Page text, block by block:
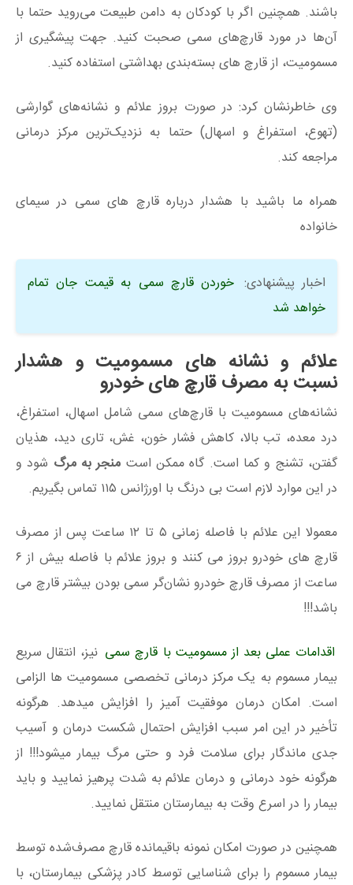
باشند. همچنین اگر با کودکان به دامن طبیعت می‌روید حتما با
آن‌ها در مورد قارچ‌های سمی صحبت کنید. جهت پیشگیری از
مسمومیت، از قارچ های بسته‌بندی بهداشتی استفاده کنید.
وی خاطرنشان کرد: در صورت بروز علائم و نشانه‌های گوارشی
(تهوع، استفراغ و اسهال) حتما به نزدیک‌ترین مرکز درمانی
مراجعه کند.
همراه ما باشید با هشدار درباره قارچ های سمی در سیمای
خانواده
اخبار پیشنهادی: خوردن قارچ سمی به قیمت جان تمام
خواهد شد
علائم و نشانه های مسمومیت و هشدار
نسبت به مصرف قارچ های خودرو
نشانه‌های مسمومیت با قارچ‌های سمی شامل اسهال، استفراغ،
درد معده، تب بالا، کاهش فشار خون، غش، تاری دید، هذیان
گفتن، تشنج و کما است. گاه ممکن است منجر به مرگ شود و
در این موارد لازم است بی درنگ با اورژانس ۱۱۵ تماس بگیریم.
معمولا این علائم با فاصله زمانی ۵ تا ۱۲ ساعت پس از مصرف
قارچ‌ های خودرو بروز می کنند و بروز علائم با فاصله بیش از ۶
ساعت از مصرف قارچ خودرو نشان‌گر سمی بودن بیشتر قارچ‌ می
باشد!!!
اقدامات عملی بعد از مسمومیت با قارچ سمی نیز، انتقال سریع
بیمار مسموم به یک مرکز درمانی تخصصی مسمومیت‌ ها الزامی
است. امکان درمان موفقیت آمیز را افزایش میدهد. هرگونه
تأخیر در این امر سبب افزایش احتمال شکست درمان و آسیب
جدی ماندگار برای سلامت فرد و حتی مرگ بیمار میشود!!! از
هرگونه خود درمانی و درمان علائم به شدت پرهیز نمایید و باید
بیمار را در اسرع وقت به بیمارستان منتقل نمایید.
همچنین در صورت امکان نمونه باقیمانده قارچ مصرف‌شده توسط
بیمار مسموم را برای شناسایی توسط کادر پزشکی بیمارستان، با